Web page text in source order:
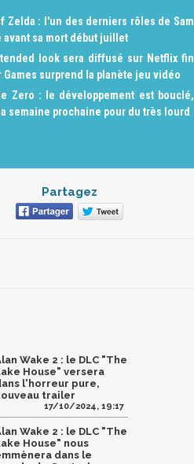
Zelda : l'un des derniers rôles de Sam
avant sa mort début juillet
look sera diffusé sur Netflix fin
Games surprend la planète jeu vidéo
Zero : le développement est bouclé,
semaine prochaine pour du très lourd
Partagez
Wake 2 : le DLC "The
House" versera
l'horreur pure,
trailer
17/10/2024, 19:17
Wake 2 : le DLC "The
House" nous
dans le